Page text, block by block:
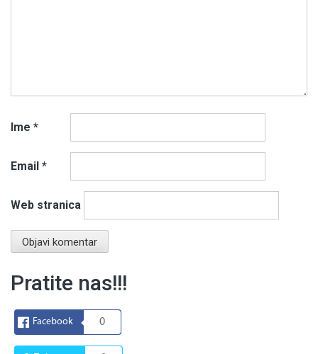
Ime *
Email *
Web stranica
Pratite nas!!!
Facebook 0